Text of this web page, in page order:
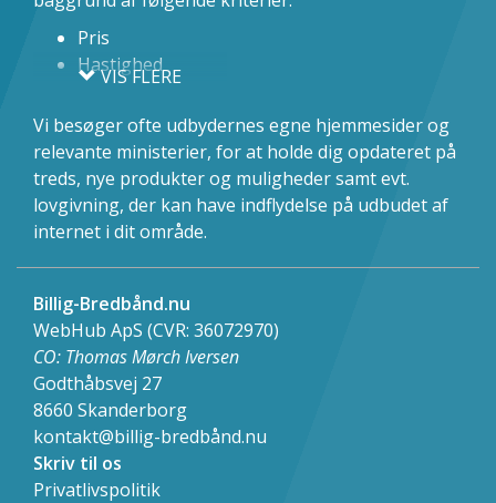
Pris
Hastighed
Kundetilfredshed
Aktuelle tilbud
Oprettelse, gebyrer og
binding
Dækning & tilgængelighed
VIS FLERE
Vi besøger ofte udbydernes egne hjemmesider og
relevante ministerier, for at holde dig opdateret på
treds, nye produkter og muligheder samt evt.
lovgivning, der kan have indflydelse på udbudet af
internet i dit område.
Billig-Bredbånd.nu
WebHub ApS (CVR: 36072970)
CO: Thomas Mørch Iversen
Godthåbsvej 27
8660 Skanderborg
kontakt@billig-bredbånd.nu
Skriv til os
Privatlivspolitik